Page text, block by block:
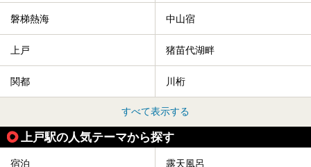
磐梯熱海 中山宿
上戸 猪苗代湖畔
関都 川桁
すべて表示する
上戸駅の人気テーマから探す
宿泊 露天風呂